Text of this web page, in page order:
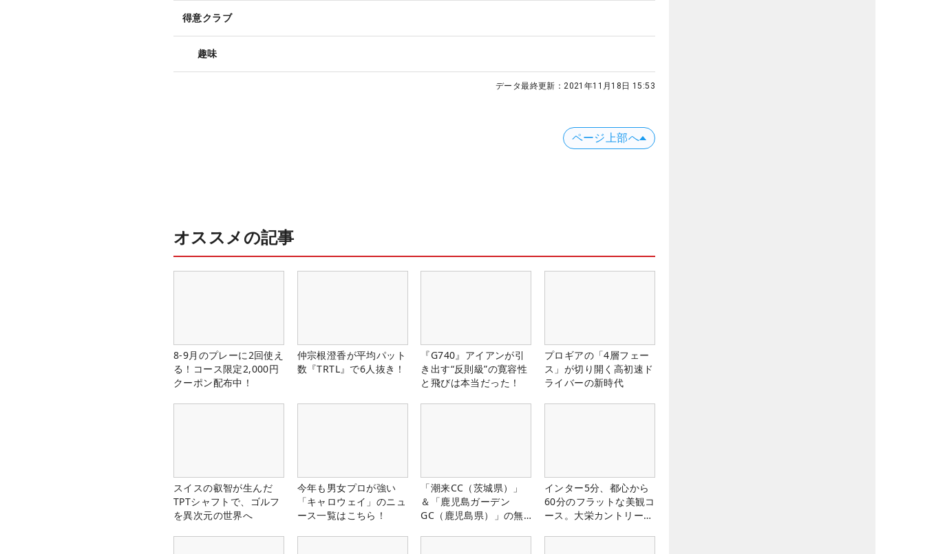
得意クラブ
趣味
データ最終更新： 2021年11月18日 15:53
ページ上部へ
オススメの記事
8-9月のプレーに2回使え
る！コース限定2,000円
クーポン配布中！
仲宗根澄香が平均パット
数『TRTL』で6人抜き！
『G740』アイアンが引
き出す“反則級”の寛容性
と飛びは本当だった！
プロギアの「4層フェー
ス」が切り開く高初速ド
ライバーの新時代
スイスの叡智が生んだ
TPTシャフトで、ゴルフ
を異次元の世界へ
今年も男女プロが強い
「キャロウェイ」のニュ
ース一覧はこちら！
「潮来CC（茨城県）」
＆「鹿児島ガーデン
GC（鹿児島県）」の無
インター5分、都心から
60分のフラットな美観コ
ース。大栄カントリー俱